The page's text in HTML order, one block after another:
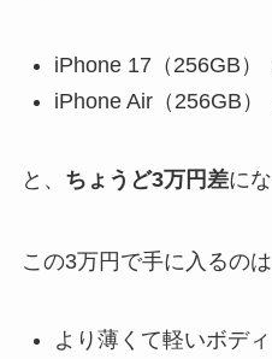
iPhone 17（256GB）
iPhone Air（256GB）
と、 ちょうど3万円差に
この3万円で手に入るのは
より薄くて軽いボディ